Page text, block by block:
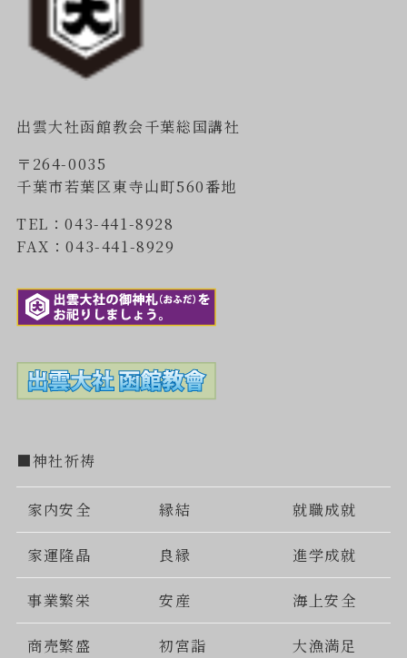
出雲大社函館教会千葉総国講社
〒264-0035
千葉市若葉区東寺山町560番地
TEL：043-441-8928
FAX：043-441-8929
■神社祈祷
家内安全 縁結 就職成就
家運隆晶 良縁 進学成就
事業繁栄 安産 海上安全
商売繁盛 初宮詣 大漁満足